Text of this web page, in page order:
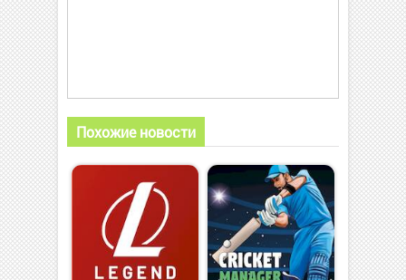
Похожие новости